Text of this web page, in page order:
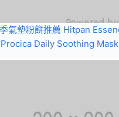
氣墊粉餅推薦 Hitpan
Procica Daily Soothing